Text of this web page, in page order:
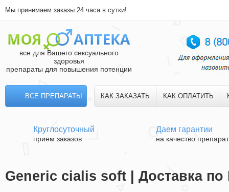
Мы принимаем заказы 24 часа в сутки!
все для Вашего сексуального
здоровья
препараты для повышения потенции
ВСЕ ПРЕПАРАТЫ КАК ЗАКАЗАТЬ КАК ОПЛАТИТЬ
Круглосуточный
прием заказов
Даем гарантии
на качество
Generic cialis soft | Доставка по